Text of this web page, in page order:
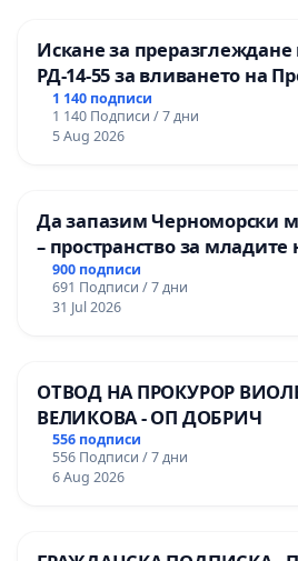
Искане за
РД-14-55 за вливането на
гимназия по промишлени
Професионалната
мениджмънт – гр.
1 140 подписи
1 140 Подписи / 7 дни
5 Aug 2026
Да запазим Черноморски
– пространство за младите
900 подписи
691 Подписи / 7 дни
31 Jul 2026
ОТВОД НА ПРОКУРОР
ВЕЛИКОВА - ОП ДОБРИЧ
556 подписи
556 Подписи / 7 дни
6 Aug 2026